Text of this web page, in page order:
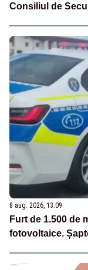
Consiliul de
8 aug. 2026, 13:09
Furt de 1.500 de
fotovoltaice.